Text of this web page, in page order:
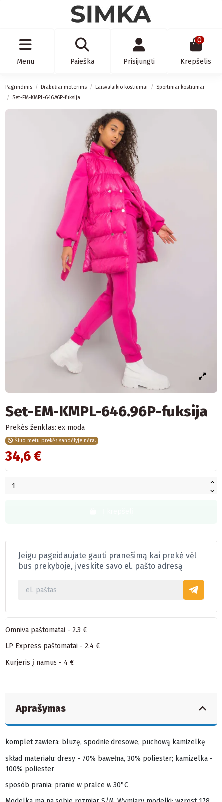
Menu Paieška Prisijungti
0
Krepšelis
Pagrindinis Drabužiai moterims Laisvalaikio kostiumai
Sportiniai kostiumai
Set-EM-KMPL-646.96P-fuksija
Set-EM-KMPL-646.96P-fuksija
Prekės ženklas: ex moda
Šiuo metu prekės sandėlyje nėra.
34,6 €
Jeigu pageidaujate gauti pranešimą kai prekė vėl
bus prekyboje, įveskite savo el. pašto adresą
Omniva paštomatai - 2.3 €
LP Express paštomatai - 2.4 €
Kurjeris į namus - 4 €
Aprašymas
komplet zawiera: bluzę, spodnie dresowe, puchową kamizelkę
skład materiału: dresy - 70% bawełna, 30% poliester; kamizelka -
100% poliester
sposób prania: pranie w pralce w 30°C